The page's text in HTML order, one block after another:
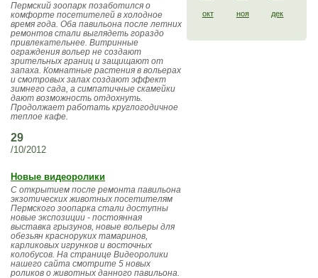
окт ноя дек
Пермский зоопарк позаботился о
комфорте посетителей в холодное
время года. Оба павильона после летних
ремонтов стали выглядеть гораздо
привлекательнее. Витринные
ограждения вольер не создают
зрительных границ и защищают от
запаха. Комнатные растения в вольерах
и смотровых залах создают эффект
зимнего сада, а симпатичные скамейки
дают возможность отдохнуть.
Продолжает работать круглогодичное
теплое кафе.
29
/10/2012
Новые видеоролики
С открытием после ремонта павильона
экзотических животных посетителям
Пермского зоопарка стали доступны
новые экспозиции - постоянная
выставка грызунов, новые вольеры для
обезьян красноруких тамаринов,
карликовых игрунков и восточных
колобусов. На странице Видеоролики
нашего сайта смотрите 5 новых
роликов о животных данного павильона.